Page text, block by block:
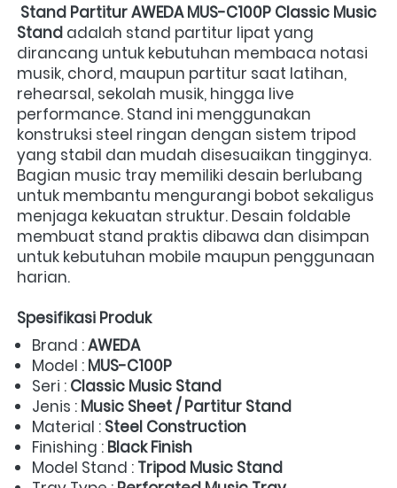
Stand Partitur AWEDA MUS-C100P Classic Music
Stand adalah stand partitur lipat yang
dirancang untuk kebutuhan membaca notasi
musik, chord, maupun partitur saat latihan,
rehearsal, sekolah musik, hingga live
performance. Stand ini menggunakan
konstruksi steel ringan dengan sistem tripod
yang stabil dan mudah disesuaikan tingginya.
Bagian music tray memiliki desain berlubang
untuk membantu mengurangi bobot sekaligus
menjaga kekuatan struktur. Desain foldable
membuat stand praktis dibawa dan disimpan
untuk kebutuhan mobile maupun penggunaan
harian.
Spesifikasi Produk
Brand : AWEDA
Model : MUS-C100P
Seri : Classic Music Stand
Jenis : Music Sheet / Partitur Stand
Material : Steel Construction
Finishing : Black Finish
Model Stand : Tripod Music Stand